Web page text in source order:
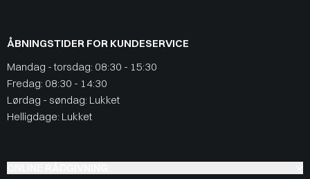
ÅBNINGSTIDER FOR KUNDESERVICE
Mandag - torsdag: 08:30 - 15:30
Fredag: 08:30 - 14:30
Lørdag - søndag: Lukket
Helligdage: Lukket